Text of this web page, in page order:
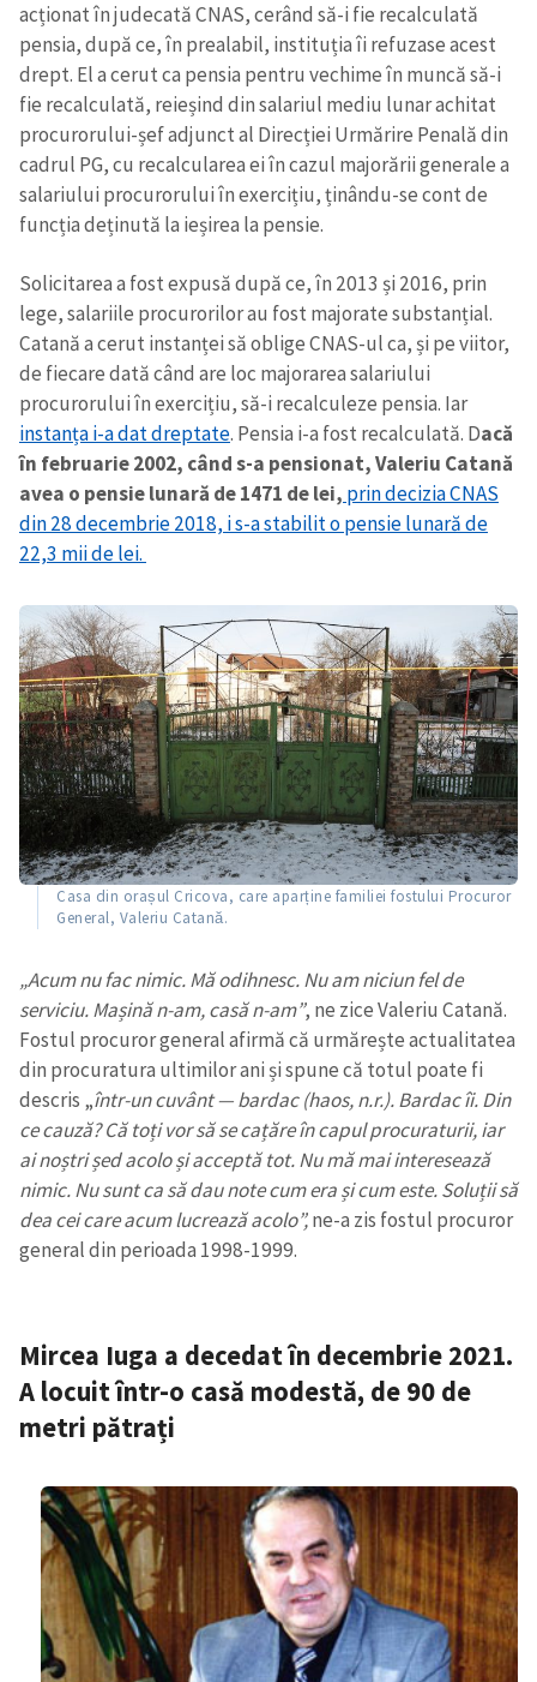
SUSȚINE
acționat în judecată CNAS, cerând să-i fie recalculată
pensia, după ce, în prealabil, instituția îi refuzase acest
drept. El a cerut ca pensia pentru vechime în muncă să-i
fie recalculată, reieșind din salariul mediu lunar achitat
procurorului-șef adjunct al Direcției Urmărire Penală din
cadrul PG, cu recalcularea ei în cazul majorării generale a
salariului procurorului în exercițiu, ținându-se cont de
funcția deținută la ieșirea la pensie.
Solicitarea a fost expusă după ce, în 2013 și 2016, prin
lege, salariile procurorilor au fost majorate substanțial.
Catană a cerut instanței să oblige CNAS-ul ca, și pe viitor,
de fiecare dată când are loc majorarea salariului
procurorului în exercițiu, să-i recalculeze pensia. Iar
instanța i-a dat dreptate. Pensia i-a fost recalculată. Dacă
în februarie 2002, când s-a pensionat, Valeriu Catană
avea o pensie lunară de 1471 de lei, prin decizia CNAS
din 28 decembrie 2018, i s-a stabilit o pensie lunară de
22,3 mii de lei.
Casa din orașul Cricova, care aparține familiei fostului Procuror
General, Valeriu Catană.
„Acum nu fac nimic. Mă odihnesc. Nu am niciun fel de
serviciu. Mașină n-am, casă n-am”, ne zice Valeriu Catană.
Fostul procuror general afirmă că urmărește actualitatea
din procuratura ultimilor ani și spune că totul poate fi
descris „într-un cuvânt — bardac (haos, n.r.). Bardac îi. Din
ce cauză? Că toți vor să se cațăre în capul procuraturii, iar
ai noștri șed acolo și acceptă tot. Nu mă mai interesează
nimic. Nu sunt ca să dau note cum era și cum este. Soluții să
dea cei care acum lucrează acolo”,ne-a zis fostul procuror
general din perioada 1998-1999.
Mircea Iuga a decedat în decembrie 2021.
A locuit într-o casă modestă, de 90 de
metri pătrați